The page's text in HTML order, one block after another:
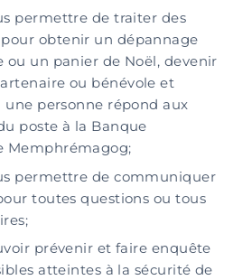
permettre de traiter des
obtenir un dépannage
ou un panier de Noël, devenir
ou bénévole et
une personne répond aux
poste à la Banque
Memphrémagog;
permettre de communiquer
toutes questions ou tous
prévenir et faire enquête
atteintes à la sécurité de